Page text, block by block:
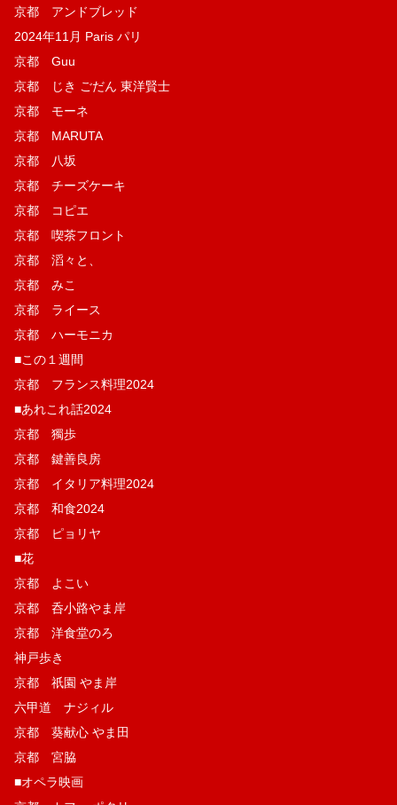
京都 アンドブレッド
2024年11月 Paris パリ
京都 Guu
京都 じき ごだん 東洋賢士
京都 モーネ
京都 MARUTA
京都 八坂
京都 チーズケーキ
京都 コピエ
京都 喫茶フロント
京都 滔々と、
京都 みこ
京都 ライース
京都 ハーモニカ
■この１週間
京都 フランス料理2024
■あれこれ話2024
京都 獨歩
京都 鍵善良房
京都 イタリア料理2024
京都 和食2024
京都 ピョリヤ
■花
京都 よこい
京都 呑小路やま岸
京都 洋食堂のろ
神戸歩き
京都 祇園 やま岸
六甲道 ナジィル
京都 葵献心 やま田
京都 宮脇
■オペラ映画